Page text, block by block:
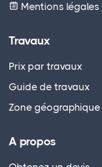
Mentions légales
Travaux
Prix par travaux
Guide de travaux
Zone géographique
A propos